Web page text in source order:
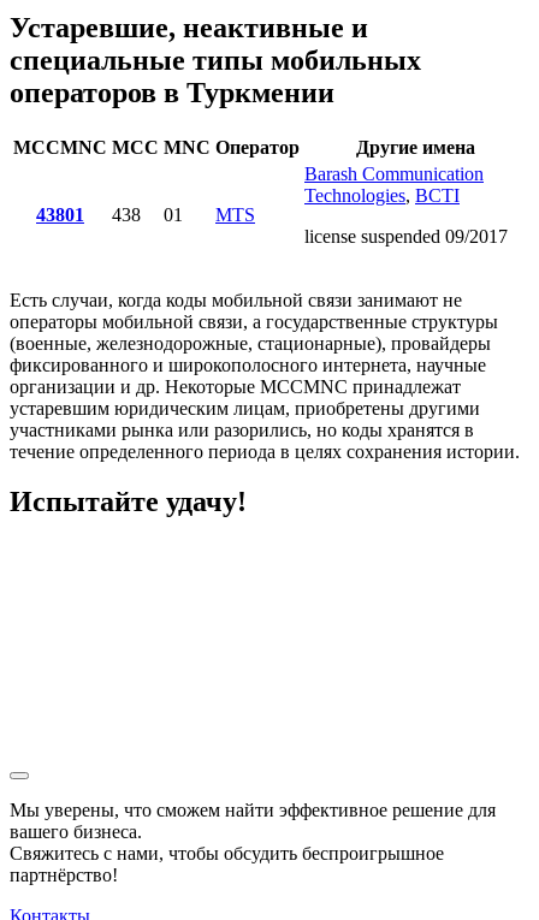
Устаревшие, неактивные и
специальные типы мобильных
операторов в Туркмении
MCCMNC MCC MNC Оператор Другие имена
43801 438 01 MTS
Barash Communication
Technologies, BCTI
license suspended 09/2017
Есть случаи, когда коды мобильной связи занимают не
операторы мобильной связи, а государственные структуры
(военные, железнодорожные, стационарные), провайдеры
фиксированного и широкополосного интернета, научные
организации и др. Некоторые MCCMNC принадлежат
устаревшим юридическим лицам, приобретены другими
участниками рынка или разорились, но коды хранятся в
течение определенного периода в целях сохранения истории.
Испытайте удачу!
Мы уверены, что сможем найти эффективное решение для
вашего бизнеса.
Свяжитесь с нами, чтобы обсудить беспроигрышное
партнёрство!